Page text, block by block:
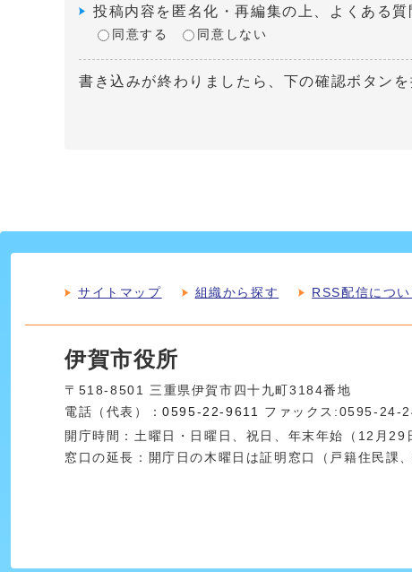
投稿内容を匿名化・再編集の上、よくある
同意する 同意しない
書き込みが終わりましたら、下の確認ボタンを
サイトマップ 組織から探す RSS配信につい
伊賀市役所
〒518-8501 三重県伊賀市四十九町3184番地
電話（代表）：0595-22-9611
ファックス:0595-24-
開庁時間：土曜日・日曜日、祝日、年末年始（12月
窓口の延長：開庁日の木曜日は証明窓口（戸籍住民課